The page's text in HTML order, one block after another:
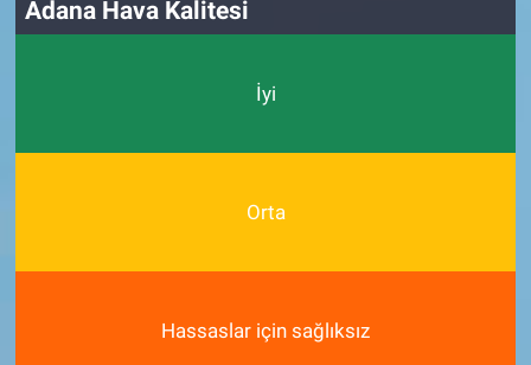
Adana Hava Kalitesi
İyi
Orta
Hassaslar için sağlıksız